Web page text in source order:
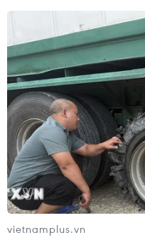
Doanh nghiệp và
rút" chuẩn bị hàng
16/12/2015 09:36
Dự báo sức mua các
dịp lễ, Tết luôn tăng
sản lượng phục vụ thị
20% so với năm trước.
vietnamplus.vn